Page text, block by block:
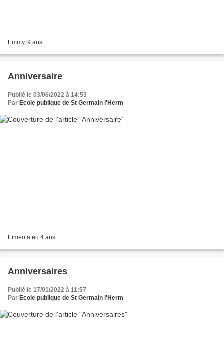
Emmy, 9 ans
Anniversaire
Publié le 03/06/2022 à 14:53
Par Ecole publique de St Germain l'Herm
Eimeo a eu 4 ans.
Anniversaires
Publié le 17/01/2022 à 11:57
Par Ecole publique de St Germain l'Herm